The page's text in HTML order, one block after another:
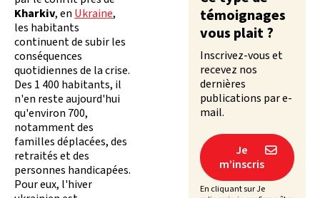
Kharkiv, enUkraine,
les habitants
continuent de subir les
conséquences
quotidiennes de la crise.
Des 1 400 habitants, il
n'en reste aujourd'hui
qu'environ 700,
notamment des
familles déplacées, des
retraités et des
personnes handicapées.
Pour eux, l'hiver
témoignages
vous plait ?
Inscrivez-vous et
recevez nos
dernières
publications par e-
mail.
Je
m’inscris

En cliquant sur Je